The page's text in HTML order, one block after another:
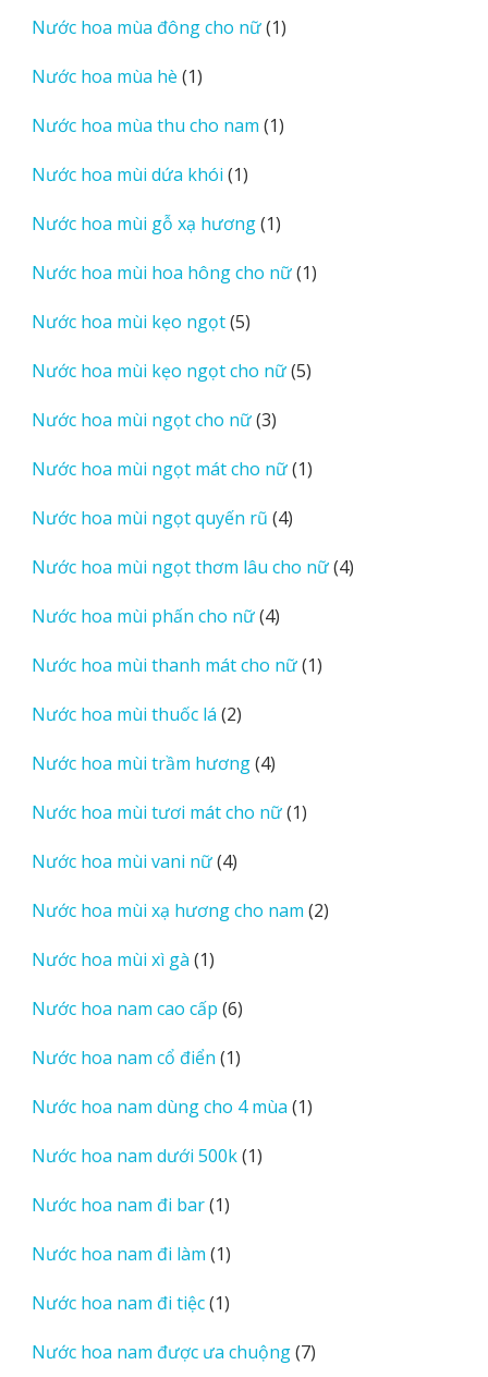
phẩm
Nước hoa mùa đông cho nữ 11
Nước hoa mùa hè 11
phẩm
Nước hoa mùa thu cho nam 11
Nước hoa mùi dứa khói 11
phẩm
Nước hoa mùi gỗ xạ hương 11
phẩm
Nước hoa mùi hoa hông cho nữ 11
Nước hoa mùi kẹo ngọt 55
phẩm
Nước hoa mùi kẹo ngọt cho nữ 55
Nước hoa mùi ngọt cho nữ 33
phẩm
Nước hoa mùi ngọt mát cho nữ 11
Nước hoa mùi ngọt quyến rũ 44
phẩm
Nước hoa mùi ngọt thơm lâu cho nữ 44
Nước hoa mùi phấn cho nữ 44
phẩm
Nước hoa mùi thanh mát cho nữ 11
Nước hoa mùi thuốc lá 22
phẩm
Nước hoa mùi trầm hương 44
phẩm
Nước hoa mùi tươi mát cho nữ 11
Nước hoa mùi vani nữ 44
phẩm
Nước hoa mùi xạ hương cho nam 22
Nước hoa mùi xì gà 11
phẩm
Nước hoa nam cao cấp 66
phẩm
Nước hoa nam cổ điển 11
phẩm
Nước hoa nam dùng cho 4 mùa 11
Nước hoa nam dưới 500k 11
Nước hoa nam đi bar 11
phẩm
Nước hoa nam đi làm 11
phẩm
Nước hoa nam đi tiệc 11
phẩm
Nước hoa nam được ưa chuộng 77